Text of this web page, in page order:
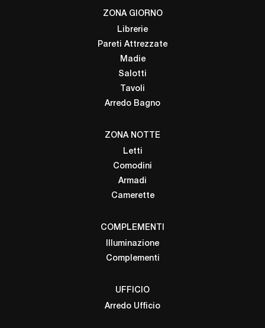
ZONA GIORNO
Librerie
Pareti Attrezzate
Madie
Salotti
Tavoli
Arredo Bagno
ZONA NOTTE
Letti
Comodini
Armadi
Camerette
COMPLEMENTI
Illuminazione
Complementi
UFFICIO
Arredo Ufficio